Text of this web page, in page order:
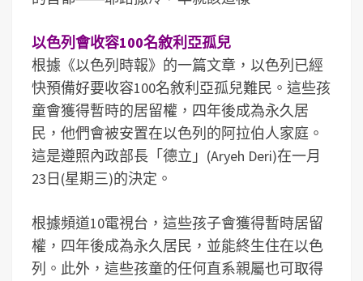
以色列會收容100名敘利亞孤兒
根據《以色列時報》的一篇文章，以色列已經
快預備好要收容100名敘利亞孤兒難民。這些孩
童會獲得暫時的居留權，四年後成為永久居
民，他們會被安置在以色列的阿拉伯人家庭。
這是遵照內政部長「德立」(Aryeh Deri)在一月
23日(星期三)的決定。
根據頻道10電視台，這些孩子會獲得暫時居留
權，四年後成為永久居民，並能終生住在以色
列。此外，這些孩童的任何直系親屬也可取得